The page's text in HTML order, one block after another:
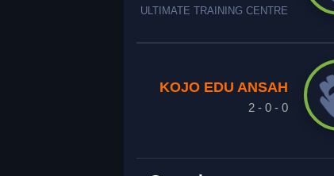
ULTIMATE TRAINING CENTRE
KOJO EDU ANSAH
2 - 0 - 0